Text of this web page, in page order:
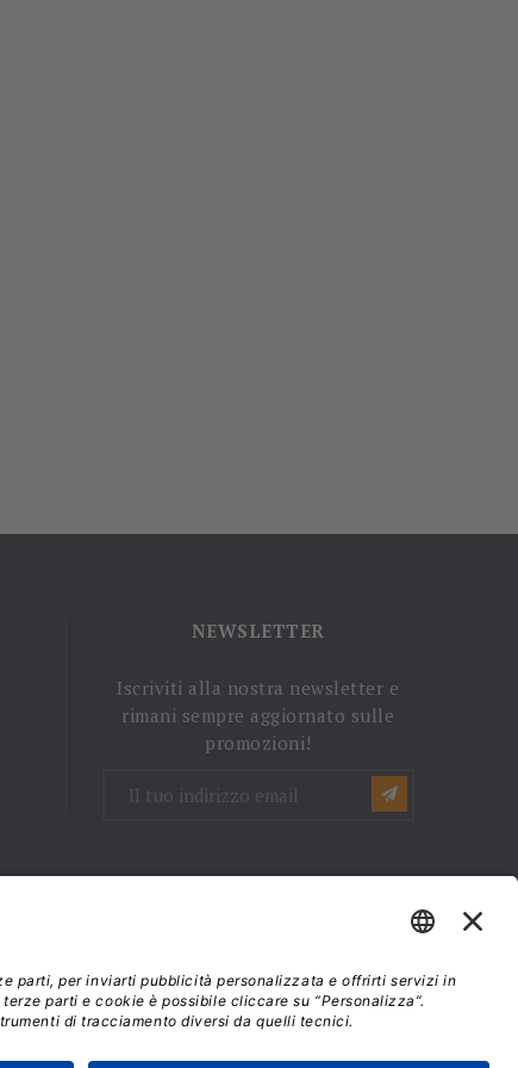
NEWSLETTER
Iscriviti alla nostra newsletter e
rimani sempre aggiornato sulle
promozioni!